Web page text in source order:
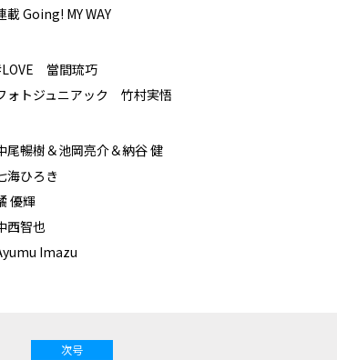
載 Going! MY WAY
當間琉巧
ォトジュニアック 竹村実悟
尾暢樹＆池岡亮介＆納谷 健
海ひろき
優輝
西智也
Imazu
次号